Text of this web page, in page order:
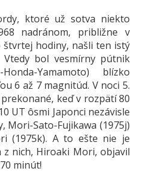
ktoré už sotva niekto
nadránom, približne v
hodiny, našli ten istý
Vtedy bol vesmírny pútnik
Yamamoto) blízko
6 až 7 magnitúd. V noci 5.
keď v rozpätí 80
UT ôsmi Japonci nezávisle
Mori-Sato-Fujikawa (1975j)
(1975k). A to ešte nie je
z nich, Hiroaki Mori, objavil
minút!